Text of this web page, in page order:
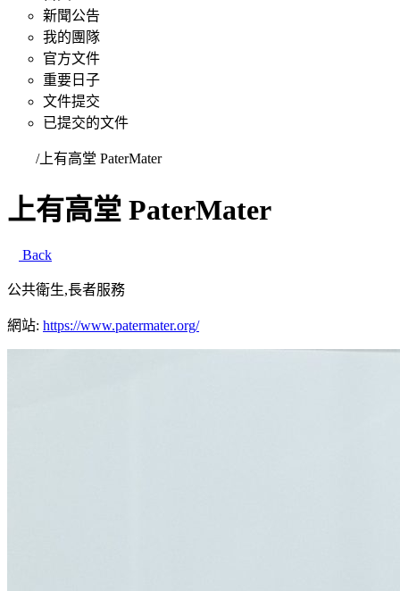
新聞公告
我的團隊
官方文件
重要日子
文件提交
已提交的文件
/上有高堂 PaterMater
上有高堂 PaterMater
Back
公共衛生,長者服務
網站: https://www.patermater.org/